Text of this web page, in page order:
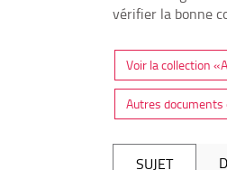
vérifier la bonne
Voir la collection
Autres documents
SUJET